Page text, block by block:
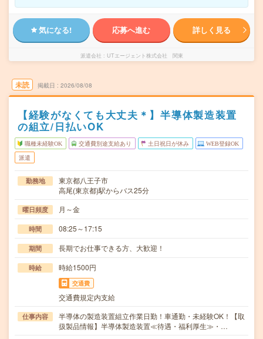
気になる! 応募へ進む 詳しく見る
派遣会社 UTエージェント株式会社 関東
未読 掲載日 2026/08/08
【経験がなくても大丈夫＊】半導体製造装置
の組立/日払いOK
職種未経験OK 交通費別途支給あり 土日祝日が休み WEB登録OK
派遣
勤務地
東京都八王子市
高尾(東京都)駅からバス25分
曜日頻度 月～金
時間 08:25～17:15
期間 長期でお仕事できる方、大歓迎！
時給 時給1500円
交通費
交通費規定内支給
仕事内容
半導体の製造装置組立作業日勤！車通勤・未経験OK！【取
扱製品情報】半導体製造装置≪待遇・福利厚生≫・…